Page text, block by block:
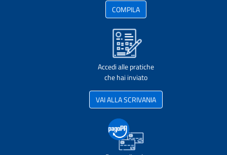
COMPILA
Accedi alle pratiche
che hai inviato
VAI ALLA SCRIVANIA